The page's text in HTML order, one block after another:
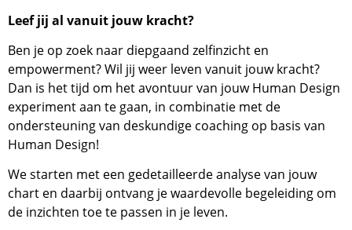
Leef jij al vanuit jouw kracht?
Ben je op zoek naar diepgaand zelfinzicht en
empowerment? Wil jij weer leven vanuit jouw kracht?
Dan is het tijd om het avontuur van jouw Human Design
experiment aan te gaan, in combinatie met de
ondersteuning van deskundige coaching op basis van
Human Design!
We starten met een gedetailleerde analyse van jouw
chart en daarbij ontvang je waardevolle begeleiding om
de inzichten toe te passen in je leven.